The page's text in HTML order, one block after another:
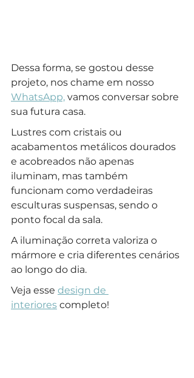
Dessa forma, se gostou desse
projeto, nos chame em nosso
WhatsApp, vamos conversar sobre
sua futura casa.
Lustres com cristais ou
acabamentos metálicos dourados
e acobreados não apenas
iluminam, mas também
funcionam como verdadeiras
esculturas suspensas, sendo o
ponto focal da sala.
A iluminação correta valoriza o
mármore e cria diferentes cenários
ao longo do dia.
Veja esse design de
interiores completo!